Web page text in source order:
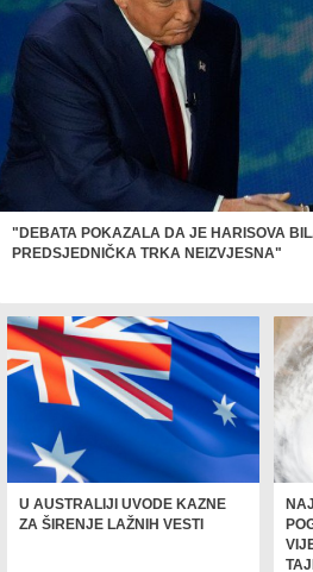
"DEBATA POKAZALA DA JE HARISOVA
PREDSJEDNIČKA TRKA NEIZVJESNA"
U AUSTRALIJI UVODE KAZNE
ZA ŠIRENJE LAŽNIH VESTI